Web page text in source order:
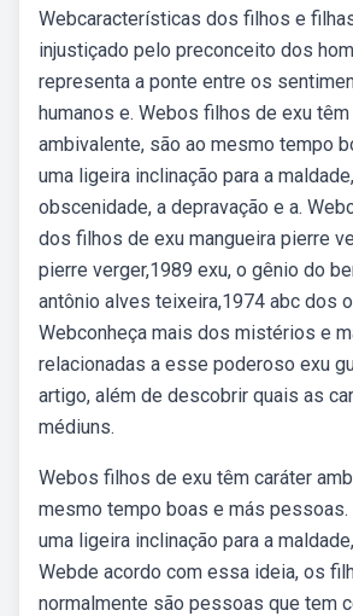
Webcaracterísticas dos filhos e
injustiçado pelo preconceito dos
representa a ponte entre os
humanos e. Webos filhos de exu
ambivalente, são ao mesmo tempo
uma ligeira inclinação para a
obscenidade, a depravação e a.
dos filhos de exu mangueira pierre
pierre verger,1989 exu, o gênio do
antônio alves teixeira,1974 abc dos
Webconheça mais dos mistérios e
relacionadas a esse poderoso exu
artigo, além de descobrir quais as
médiuns.
Webos filhos de exu têm caráter
mesmo tempo boas e más
uma ligeira inclinação para a
Webde acordo com essa ideia, os
normalmente são pessoas que tem